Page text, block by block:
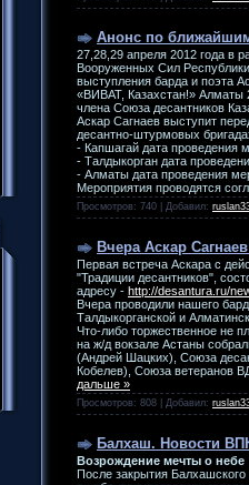
Анонс по
27,28,29 апреля 2012 года в
Вооруженных Сил
выступления барда и поэта
«ВИВАТ, Казахстан!» Алматы
члена Союза десантников
Аскар Сагнаев выступит
десантно-штурмовых
- Капшагай дата проведения
- Талдыкорган дата
- Алматы дата проведения
Мероприятия проводятся
Просмотров: 740 | Добавил:
Вчера Аскар
Первая встреча Аскара с
"Традиции десантников",
адресу - http://desantura.ru/
Вчера проводили нашего
Талдыкорганской и
Что-либо торжественное не
на ж/д вокзале Астаны
(Андрей Шацких), Союза
Кобелев), Союза ветеранов
дальше »
Просмотров: 808 | Добавил:
Балхаш. Новости
Возрождение мечты о небе
После закрытия